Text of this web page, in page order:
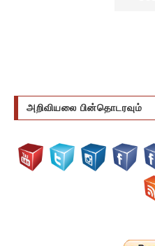
அறிவியலை பின்தொடரவும்